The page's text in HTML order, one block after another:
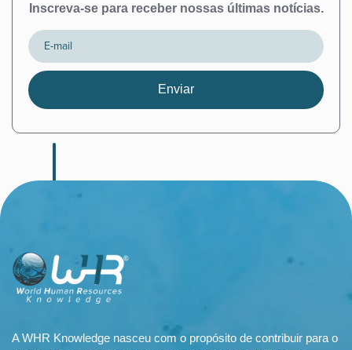
Inscreva-se para receber nossas últimas notícias.
A WHR Knowledge nasceu com o propósito de contribuir para o